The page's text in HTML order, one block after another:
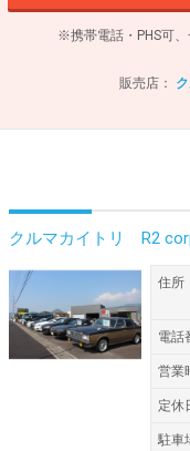
※携帯電話・PHS可
販売店：
クルマカイトリ R2
住所
電話
営業
定休
駐車